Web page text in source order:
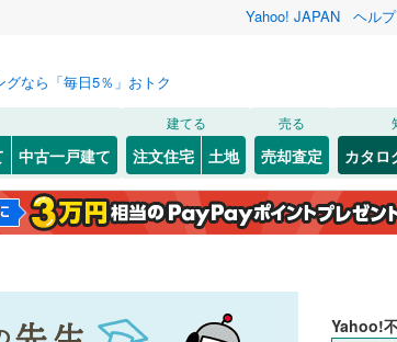
Yahoo! JAPAN ヘルプ
グなら「毎日5％」おトク
中古一戸建て
建てる
注文住宅 土地
売る
売却査定 カタロ
Yahoo!